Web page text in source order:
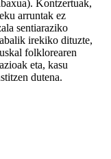
Kontzertuak,
arruntak ez
sentiaraziko
irekiko dituzte,
folklorearen
eta, kasu
dutena.